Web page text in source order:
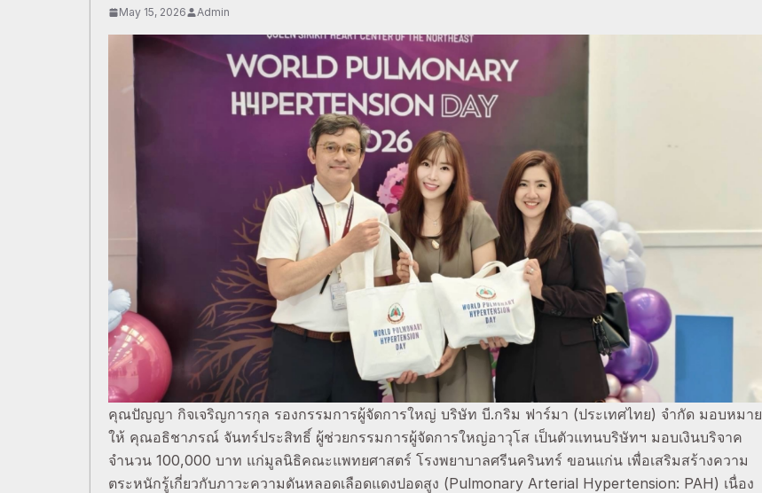
May 15, 2026 Admin
คุณปัญญา กิจเจริญการกุล รองกรรมการผู้จัดการใหญ่ บริษัท บี.กริม ฟาร์มา (ประเทศไทย) จำกัด มอบหมาย
ให้ คุณอธิชาภรณ์ จันทร์ประสิทธิ์ ผู้ช่วยกรรมการผู้จัดการใหญ่อาวุโส เป็นตัวแทนบริษัทฯ มอบเงินบริจาค
จำนวน 100,000 บาท แก่มูลนิธิคณะแพทยศาสตร์ โรงพยาบาลศรีนครินทร์ ขอนแก่น เพื่อเสริมสร้างความ
ตระหนักรู้เกี่ยวกับภาวะความดันหลอดเลือดแดงปอดสูง (Pulmonary Arterial Hypertension: PAH) เนื่อง